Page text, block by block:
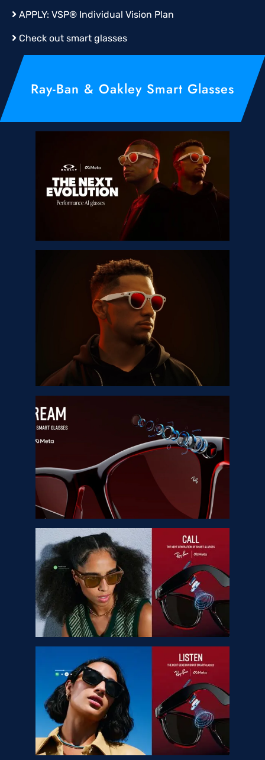
APPLY: VSP® Individual Vision Plan
Check out smart glasses
Ray-Ban & Oakley Smart Glasses